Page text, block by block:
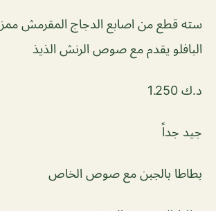
سته قطع من اصابع الدجاج المقرمش
البافلو يقدم مع صوص الرنش الذيذ
د.ك 1.250
جيد جداً
بطاطا بالجبن مع صوص الخاص